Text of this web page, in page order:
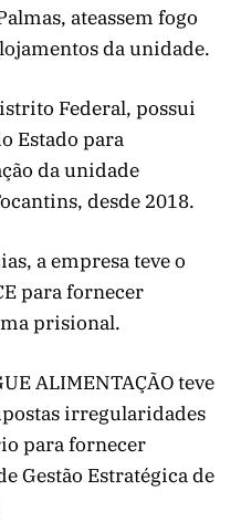
ateassem fogo
da unidade.
Federal, possui
Estado para
da unidade
desde 2018.
a empresa teve o
para fornecer
prisional.
ALIMENTAÇÃO teve
irregularidades
para fornecer
Gestão Estratégica de